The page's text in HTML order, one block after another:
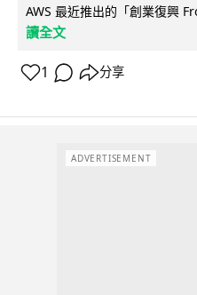
AWS 最近推出的「創業復興
讀全文
1 分享
ADVERTISEMENT